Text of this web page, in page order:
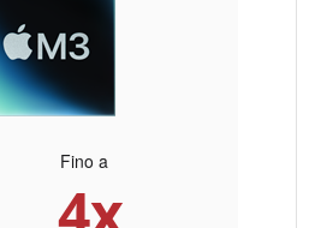
Fino a